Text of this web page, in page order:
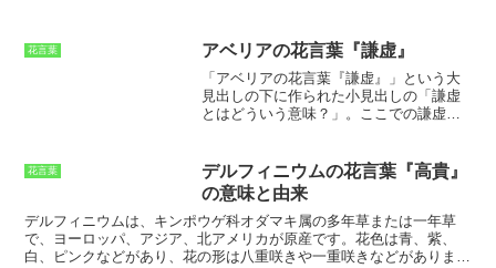
林に自生しています。バンダは、着生ラ
ンの一種で、木や岩肌に根を張って生息
しています。バンダの花は、大きく華や
かで、その美しさは格別です。花色は
白、ピンク、赤、紫など、さまざまなも
きます。花びらは大きく展開し、その姿
はまるで蝶が舞っているかのようです。
バンダは、高温多湿を好む植物ですが、
日本の気候でも栽培することができま
す。ただし、冬には室内で管理する必要
があります。バンダを栽培する際には、
花言葉 アベリアの花言葉『謙虚』
「アベリアの花言葉『謙虚』」という大
見出しの下に作られた小見出しの「謙虚
とはどういう意味？」。ここでの謙虚と
したりせず、常に謙虚に振る舞います。
謙虚さは、美徳とされ、他者から尊敬さ
れるものです。アベリアは、花言葉が謙
虚なことから、謙虚な人の象徴とされて
います。アベリアは、清楚で可憐な花を
咲かせる植物です。花色は白、ピンク、
花言葉
デルフィニウムの花言葉『高貴』
の意味と由来
デルフィニウムは、キンポウゲ科オダマキ属の多年草または一年草
で、ヨーロッパ、アジア、北アメリカが原産です。花色は青、紫、
白、ピンクなどがあり、花の形は八重咲きや一重咲きなどがありま